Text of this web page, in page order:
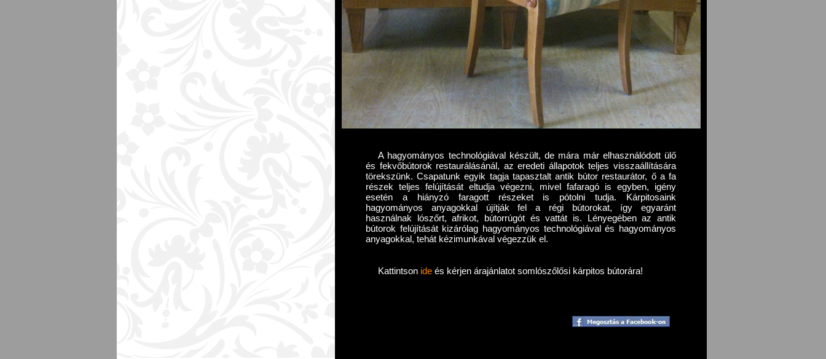
A hagyományos technológiával készült, de mára már elhasználódott ülő
és fekvőbútorok restaurálásánál, az eredeti állapotok teljes visszaállítására
törekszünk. Csapatunk egyik tagja tapasztalt antik bútor restaurátor, ő a fa
részek teljes felújítását eltudja végezni, mivel fafaragó is egyben, igény
esetén a hiányzó faragott részeket is pótolni tudja. Kárpitosaink
hagyományos anyagokkal újítják fel a régi bútorokat, így egyaránt
használnak lószőrt, afrikot, bútorrúgót és vattát is. Lényegében az antik
bútorok felújítását kizárólag hagyományos technológiával és hagyományos
anyagokkal, tehát kézimunkával végezzük el.
Kattintson ide és kérjen árajánlatot somlószőlősi kárpitos bútorára!